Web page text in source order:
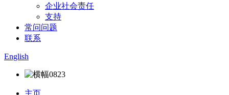
企业社会责任
支持
常问问题
联系
English
主页